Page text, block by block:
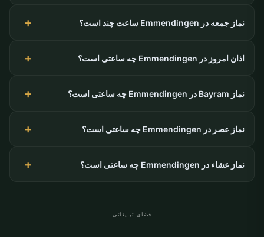
نماز جمعه در Emmendingen ساعت چند است؟
اذان امروز در Emmendingen چه ساعتی است؟
نماز Bayram در Emmendingen چه ساعتی است؟
نماز عصر در Emmendingen چه ساعتی است؟
نماز عشاء در Emmendingen چه ساعتی است؟
فضای تبلیغاتی